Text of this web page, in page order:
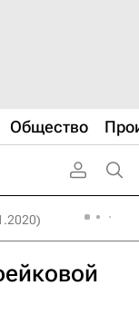
Общество